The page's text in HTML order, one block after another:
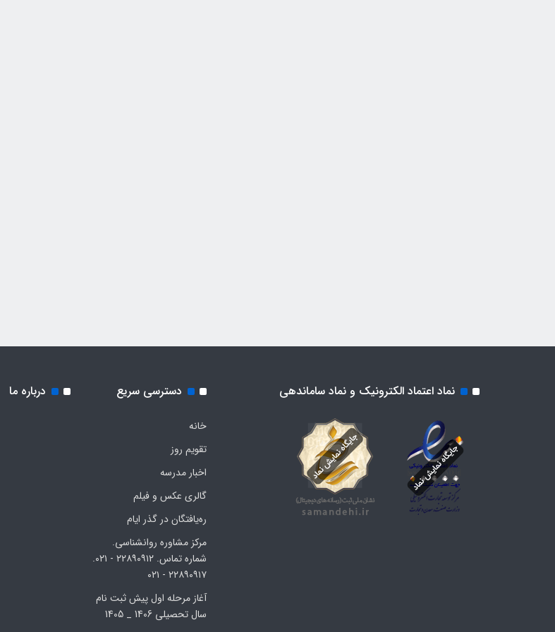
نماد اعتماد الکترونیک و نماد ساماندهی دسترسی سریع
خانه
تقویم روز
اخبار مدرسه
گالری عکس و فیلم
ره‌یافتگان در گذر ایام
مرکز مشاوره روانشناسی.
شماره تماس. ۲۲۸۹۰۹۱۲ - ۰۲۱.
۲۲۸۹۰۹۱۷ - ۰۲۱
آغاز مرحله اول پیش ثبت نام
سال تحصیلی 1406 _ 1405
درباره ما